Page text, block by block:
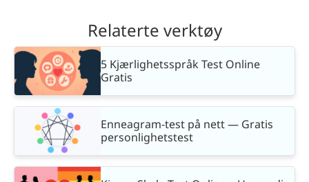
Relaterte verktøy
5 Kjærlighetsspråk Test Online
Gratis
Enneagram-test på nett — Gratis
personlighetstest